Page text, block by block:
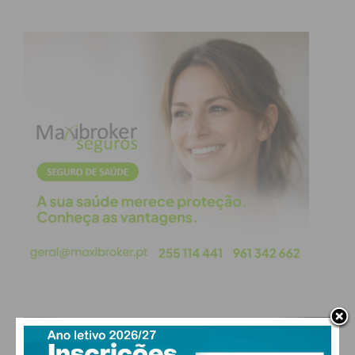
30 de setembro – 18h – “Mega Aula de Fitness
Aquático” – Complexo das Piscinas Municipais de
As inscrições podem ser feitas online através da
seguinte hiperligação:
https://forms.gle/VDhh8CQ9xgVyZKui6
Para qualquer informação ou esclarecimento sobre
a Semana Europeia do Desporto em Penafiel
PAÇOS DE FERREIRA